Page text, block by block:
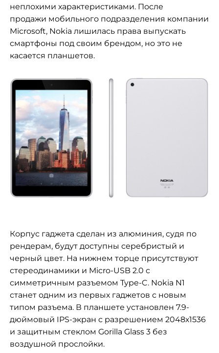
неплохими характеристиками. После
продажи мобильного подразделения компании
Microsoft, Nokia лишилась права выпускать
смартфоны под своим брендом, но это не
касается планшетов.
Корпус гаджета сделан из алюминия, судя по
рендерам, будут доступны серебристый и
черный цвет. На нижнем торце присутствуют
стереодинамики и Micro-USB 2.0 с
симметричным разъемом Type-C. Nokia N1
станет одним из первых гаджетов с новым
типом разъема. В планшете установлен 7.9-
дюймовый IPS-экран с разрешением 2048х1536
и защитным стеклом Gorilla Glass 3 без
воздушной прослойки.